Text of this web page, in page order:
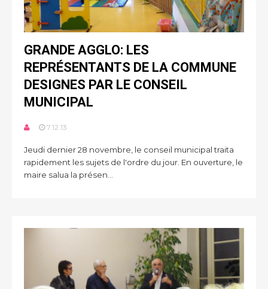
GRANDE AGGLO: LES
REPRÉSENTANTS DE LA COMMUNE
DESIGNES PAR LE CONSEIL
MUNICIPAL
7.12.13
Jeudi dernier 28 novembre, le conseil municipal traita
rapidement les sujets de l'ordre du jour. En ouverture, le
maire salua la présen...